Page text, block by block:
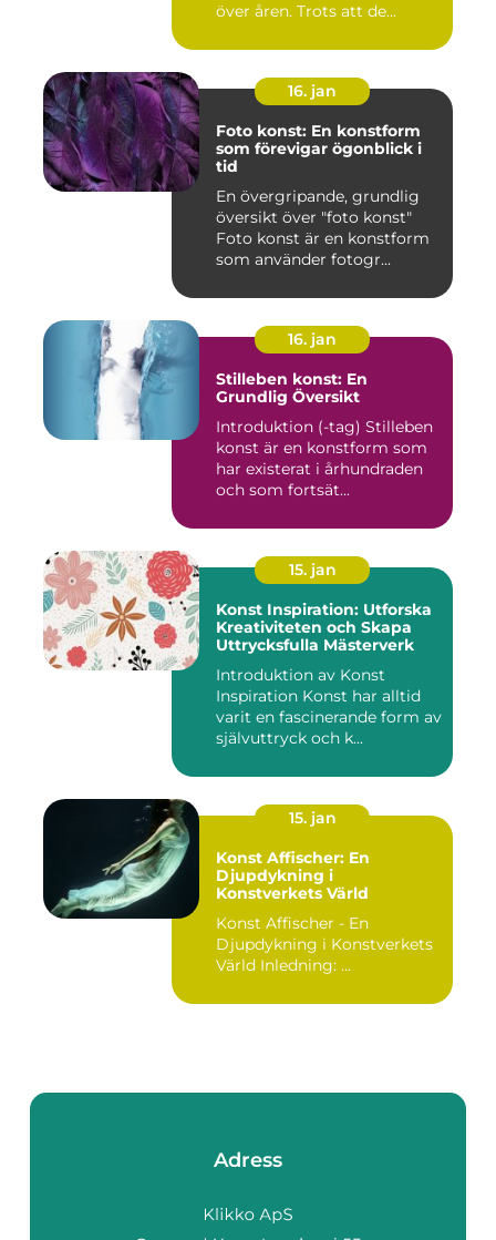
över åren. Trots att de...
16. jan
Foto konst: En konstform
som förevigar ögonblick i
tid
En övergripande, grundlig
översikt över "foto konst"
Foto konst är en konstform
som använder fotogr...
16. jan
Stilleben konst: En
Grundlig Översikt
Introduktion (-tag) Stilleben
konst är en konstform som
har existerat i århundraden
och som fortsät...
15. jan
Konst Inspiration: Utforska
Kreativiteten och Skapa
Uttrycksfulla Mästerverk
Introduktion av Konst
Inspiration Konst har alltid
varit en fascinerande form av
självuttryck och k...
15. jan
Konst Affischer: En
Djupdykning i
Konstverkets Värld
Konst Affischer - En
Djupdykning i Konstverkets
Värld Inledning: ...
Adress